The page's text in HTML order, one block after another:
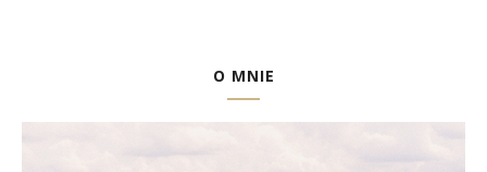
O MNIE